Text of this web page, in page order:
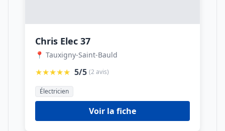
Chris Elec 37
📍 Tauxigny-Saint-Bauld
★★★★★ 5/5 (2 avis)
Électricien
Voir la fiche